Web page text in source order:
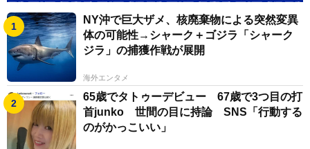
NY沖で巨大ザメ、核廃棄物による突然変異
体の可能性→シャーク＋ゴジラ「シャーク
ジラ」の捕獲作戦が展開
海外エンタメ
65歳でタトゥーデビュー 67歳で3つ目の打
首junko 世間の目に持論 SNS「行動する
のがかっこいい」